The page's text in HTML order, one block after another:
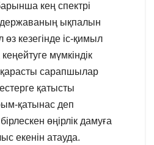
кең спектрі
державаның ықпалын
кезегінде іс-қимыл
мүмкіндік
сарапшылар
қатысты
қатынас деп
өңірлік дамуға
екенін атауда.